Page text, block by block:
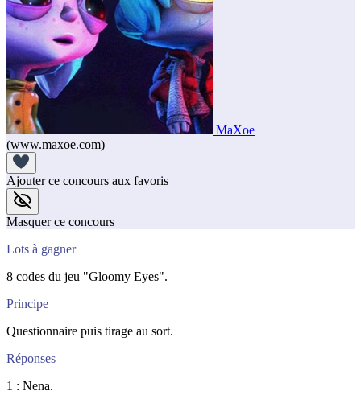
MaXoe
(www.maxoe.com)
Ajouter ce concours aux favoris
Masquer ce concours
Lots à gagner
8 codes du jeu "Gloomy Eyes".
Principe
Questionnaire puis tirage au sort.
Réponses
1 : Nena.